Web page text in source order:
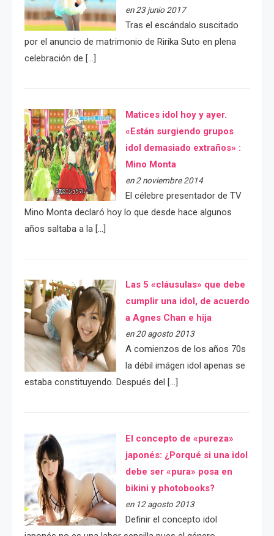
en 23 junio 2017
Tras el escándalo suscitado
por el anuncio de matrimonio de Ririka Suto en plena
celebración de […]
Matices idol hoy y ayer.
«Están surgiendo grupos
idol demasiado extraños» :
Mino Monta
en 2 noviembre 2014
El célebre presentador de TV
Mino Monta declaró hoy lo que desde hace algunos
años saltaba a la […]
Las 5 «cláusulas» que debe
cumplir una idol, de acuerdo
a Agnes Chan e hija
en 20 agosto 2013
A comienzos de los años 70s
la débil imágen idol apenas se
estaba constituyendo. Después del […]
El concepto de «pureza»
japonés: ¿Porqué si una idol
debe ser «pura» posa en
bikini y photobooks?
en 12 agosto 2013
Definir el concepto idol